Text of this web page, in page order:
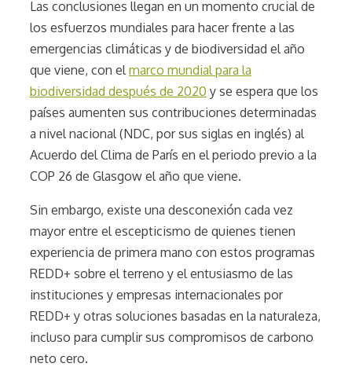
Las conclusiones llegan en un momento crucial de
los esfuerzos mundiales para hacer frente a las
emergencias climáticas y de biodiversidad el año
que viene, con el marco mundial para la
biodiversidad después de 2020 y se espera que los
países aumenten sus contribuciones determinadas
a nivel nacional (NDC, por sus siglas en inglés) al
Acuerdo del Clima de París en el periodo previo a la
COP 26 de Glasgow el año que viene.
Sin embargo, existe una desconexión cada vez
mayor entre el escepticismo de quienes tienen
experiencia de primera mano con estos programas
REDD+ sobre el terreno y el entusiasmo de las
instituciones y empresas internacionales por
REDD+ y otras soluciones basadas en la naturaleza,
incluso para cumplir sus compromisos de carbono
neto cero.